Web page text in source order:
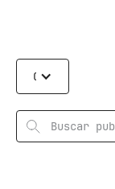
Categories
Rechercher